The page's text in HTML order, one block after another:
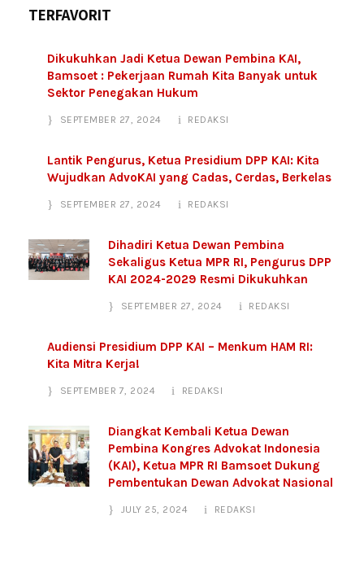
TERFAVORIT
Dikukuhkan Jadi Ketua Dewan Pembina KAI,
Bamsoet : Pekerjaan Rumah Kita Banyak untuk
Sektor Penegakan Hukum
SEPTEMBER 27, 2024 REDAKSI
Lantik Pengurus, Ketua Presidium DPP KAI: Kita
Wujudkan AdvoKAI yang Cadas, Cerdas, Berkelas
SEPTEMBER 27, 2024 REDAKSI
Dihadiri Ketua Dewan Pembina
Sekaligus Ketua MPR RI, Pengurus DPP
KAI 2024-2029 Resmi Dikukuhkan
SEPTEMBER 27, 2024 REDAKSI
Audiensi Presidium DPP KAI – Menkum HAM RI:
Kita Mitra Kerja!
SEPTEMBER 7, 2024 REDAKSI
Diangkat Kembali Ketua Dewan
Pembina Kongres Advokat Indonesia
(KAI), Ketua MPR RI Bamsoet Dukung
Pembentukan Dewan Advokat Nasional
JULY 25, 2024 REDAKSI